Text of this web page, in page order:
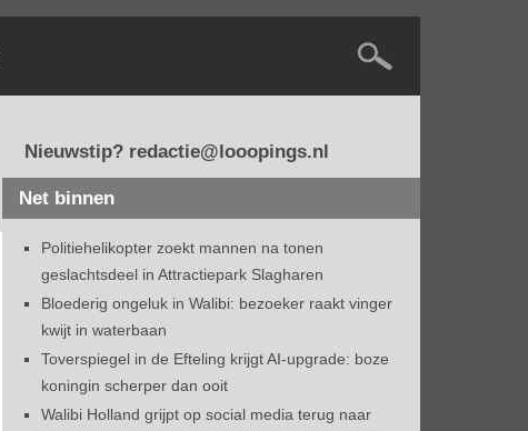
Nieuwstip? redactie@looopings.nl
Net binnen
Politiehelikopter zoekt mannen na tonen
geslachtsdeel in Attractiepark Slagharen
Bloederig ongeluk in Walibi: bezoeker raakt vinger
kwijt in waterbaan
Toverspiegel in de Efteling krijgt AI-upgrade: boze
koningin scherper dan ooit
Walibi Holland grijpt op social media terug naar